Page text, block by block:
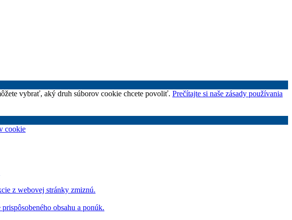
vybrať, aký druh súborov cookie chcete povoliť. Prečítajte si naše zásady používania
cookie
z webovej stránky zmiznú.
obsahu a ponúk.